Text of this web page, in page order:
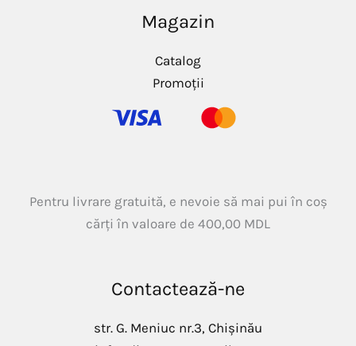
Magazin
Catalog
Promoții
Pentru livrare gratuită, e nevoie să mai pui în coș
cărți în valoare de 400,00 MDL
Contactează-ne
str. G. Meniuc nr.3, Chișinău